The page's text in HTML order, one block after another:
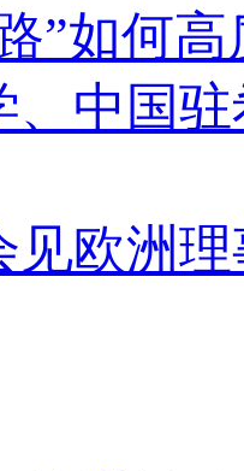
”如何
、中国
见欧洲